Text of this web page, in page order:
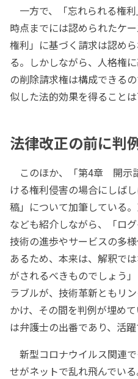
一方で、「忘れられる権
時点までには認められたケ
権利」に基づく請求は認め
る。しかしながら、人格権
の削除請求権は構成できる
似した法的効果を得ること
法律改正の前に判
このほか、「第4章 開示
ける権利侵害の場合にしば
稿」について加筆している
なども紹介しながら、「ロ
技術の進歩やサービスの多
あるため、本来は、解釈で
がされるべきものでしょう
ラブルが、技術革新ともリ
かけ、その間を判例が埋め
は弁護士の出番であり、活
新型コロナウイルス関連
せがネットで乱れ飛んでい